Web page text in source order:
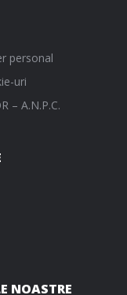
personal
uri
– A.N.P.C.
NOASTRE